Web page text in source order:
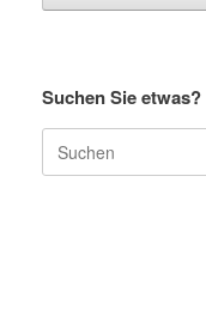
Suchen Sie etwas?
Suche
nach: